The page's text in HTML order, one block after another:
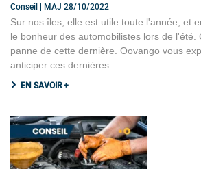
Conseil | MAJ 28/10/2022
Sur nos îles, elle est utile toute l'année, et
le bonheur des automobilistes lors de l'été.
panne de cette dernière. Oovango vous
anticiper ces dernières.
EN SAVOIR +